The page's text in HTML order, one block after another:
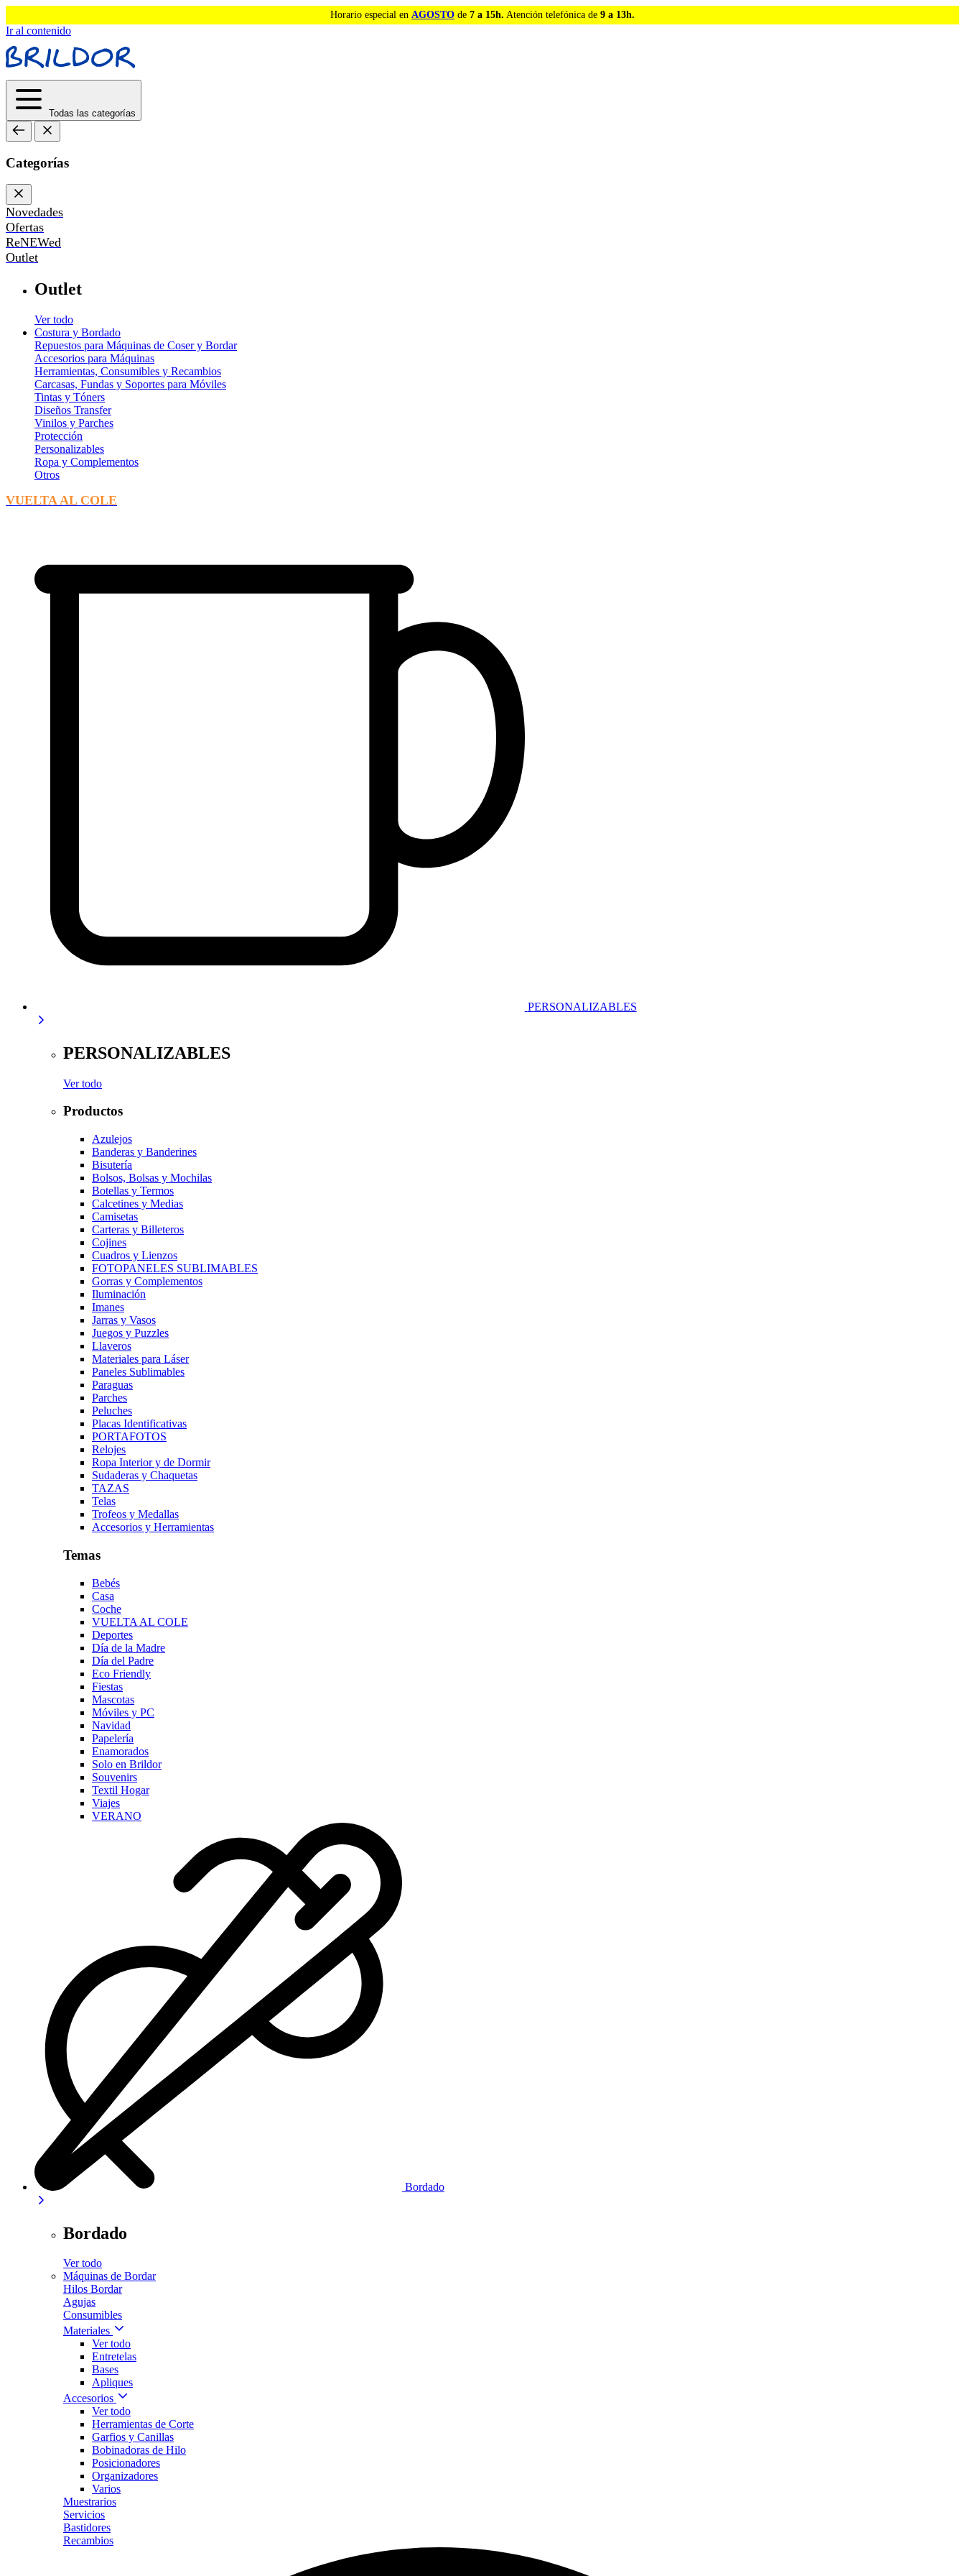
Horario especial en AGOSTO de 7 a 15h. Atención telefónica de 9 a 13h.
Ir al contenido
Todas las categorías
Categorías
Novedades
Ofertas
ReNEWed
Outlet
Outlet
Ver todo
Costura y Bordado
Repuestos para Máquinas de Coser y Bordar
Accesorios para Máquinas
Herramientas, Consumibles y Recambios
Carcasas, Fundas y Soportes para Móviles
Tintas y Tóners
Diseños Transfer
Vinilos y Parches
Protección
Personalizables
Ropa y Complementos
Otros
VUELTA AL COLE
PERSONALIZABLES
PERSONALIZABLES
Ver todo
Productos
Azulejos
Banderas y Banderines
Bisutería
Bolsos, Bolsas y Mochilas
Botellas y Termos
Calcetines y Medias
Camisetas
Carteras y Billeteros
Cojines
Cuadros y Lienzos
FOTOPANELES SUBLIMABLES
Gorras y Complementos
Iluminación
Imanes
Jarras y Vasos
Juegos y Puzzles
Llaveros
Materiales para Láser
Paneles Sublimables
Paraguas
Parches
Peluches
Placas Identificativas
PORTAFOTOS
Relojes
Ropa Interior y de Dormir
Sudaderas y Chaquetas
TAZAS
Telas
Trofeos y Medallas
Accesorios y Herramientas
Temas
Bebés
Casa
Coche
VUELTA AL COLE
Deportes
Día de la Madre
Día del Padre
Eco Friendly
Fiestas
Mascotas
Móviles y PC
Navidad
Papelería
Enamorados
Solo en Brildor
Souvenirs
Textil Hogar
Viajes
VERANO
Bordado
Bordado
Ver todo
Máquinas de Bordar
Hilos Bordar
Agujas
Consumibles
Materiales
Ver todo
Entretelas
Bases
Apliques
Accesorios
Ver todo
Herramientas de Corte
Garfios y Canillas
Bobinadoras de Hilo
Posicionadores
Organizadores
Varios
Muestrarios
Servicios
Bastidores
Recambios